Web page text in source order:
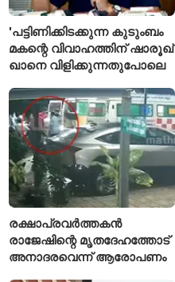
'പട്ടിണിക്കിടക്കുന്ന കുടുംബം
മകന്റെ വിവാഹത്തിന് ഷാരൂഖ്
ഖാനെ വിളിക്കുന്നതുപോലെ
രക്ഷാപ്രവർത്തകൻ
രാജേഷിന്റെ മൃതദേഹത്തോട്
അനാദരവെന്ന് ആരോപണം